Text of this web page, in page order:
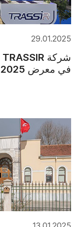
29.01.2025
في معرض Intersec Dubai 2025